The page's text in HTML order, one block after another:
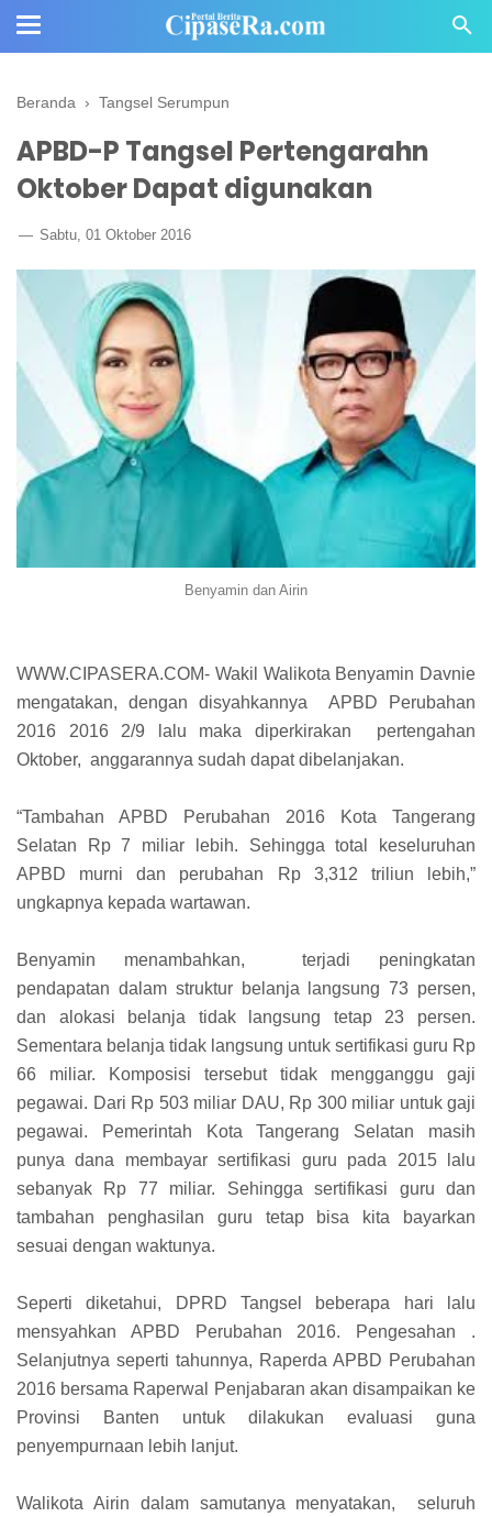
Beranda › Tangsel Serumpun
APBD-P Tangsel Pertengarahn
Oktober Dapat digunakan
Sabtu, 01 Oktober 2016
Benyamin dan Airin
WWW.CIPASERA.COM- Wakil Walikota Benyamin Davnie
mengatakan, dengan disyahkannya
APBD Perubahan
2016 2016 2/9 lalu maka diperkirakan
pertengahan
Oktober, anggarannya sudah dapat dibelanjakan.
“Tambahan APBD Perubahan 2016 Kota Tangerang
Selatan Rp 7 miliar lebih. Sehingga total keseluruhan
APBD murni dan perubahan Rp 3,312 triliun lebih,”
ungkapnya kepada wartawan.
Benyamin menambahkan,
terjadi peningkatan
pendapatan dalam struktur belanja langsung 73 persen,
dan alokasi belanja tidak langsung tetap 23 persen.
Sementara belanja tidak langsung untuk sertifikasi guru Rp
66 miliar. Komposisi tersebut tidak mengganggu gaji
pegawai. Dari Rp 503 miliar DAU, Rp 300 miliar untuk gaji
pegawai. Pemerintah Kota Tangerang Selatan masih
punya dana membayar sertifikasi guru pada 2015 lalu
sebanyak Rp 77 miliar. Sehingga sertifikasi guru dan
tambahan penghasilan guru tetap bisa kita bayarkan
sesuai dengan waktunya.
Seperti diketahui, DPRD Tangsel beberapa hari lalu
mensyahkan APBD Perubahan 2016. Pengesahan .
Selanjutnya seperti tahunnya, Raperda APBD Perubahan
2016 bersama Raperwal Penjabaran akan disampaikan ke
Provinsi Banten untuk dilakukan evaluasi guna
penyempurnaan lebih lanjut.
Walikota Airin dalam samutanya menyatakan,
seluruh